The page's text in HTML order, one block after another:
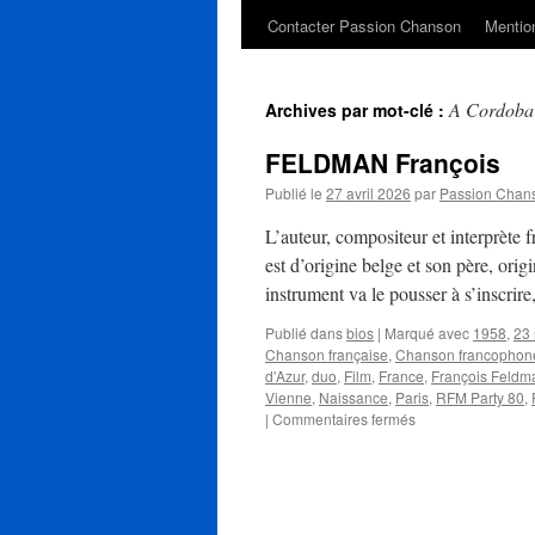
Contacter Passion Chanson
Archives par mot-clé :A Cordoba
FELDMAN François
Publié le 27 avril 2026 par Passion
L’auteur, compositeur et
est d’origine belge et son père,
instrument va le pousser à
Publié dansbios | Marqué avec 1958, 23
Chanson française, Chanson
d'Azur, duo, Film, France, François
Vienne, Naissance, Paris, RFM Party 80,
| Commentaires ferméssur